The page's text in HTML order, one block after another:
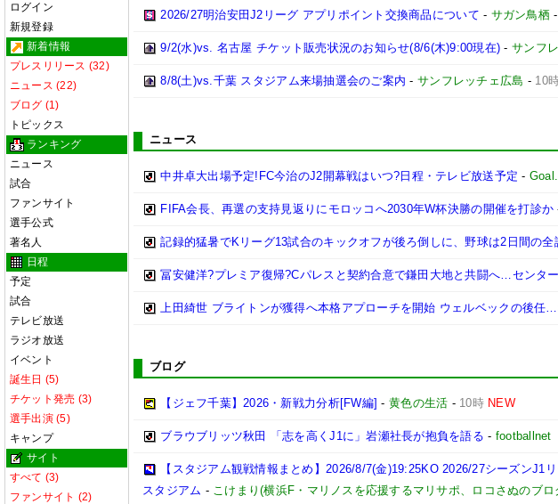
ログイン
新規登録
新着情報
プレスリリース (32)
ニュース (22)
ブログ (1)
トピックス
ランキング
ニュース
試合
ファンサイト
選手公式
著名人
日程
予定
試合
テレビ放送
ラジオ放送
イベント
誕生日 (5)
チケット発売 (3)
選手出演 (5)
キャンプ
サイト
すべて (3)
ファンサイト (2)
2026/27明治安田J2リーグ アプリポイント交換商品について - サガン鳥栖-
9/2(水)vs. 名古屋 チケット販売状況のお知らせ(8/6(木)9:00現在) -サンフ
8/8(土)vs.千葉 スタジアム来場抽選会のご案内 -サンフレッチェ広島 - 10
ニュース
中井卓大出場予定!FC今治のJ2開幕戦はいつ?日程・テレビ放送予定 -
FIFA会長、再選の支持見返りにモロッコへ2030年W杯決勝の開催を打診か
記録的猛暑でKリーグ13試合のキックオフが後ろ倒しに、野球は2日間の全
冨安健洋?プレミア復帰?Cパレスと契約合意で鎌田大地と共闘へ…センタ
上田綺世 ブライトンが獲得へ本格アプローチを開始 ウェルベックの後任
ブログ
【ジェフ千葉】2026・新戦力分析[FW編] - 黄色の生活 - 10時 NEW
ブラウブリッツ秋田 「志を高くJ1に」岩瀬社長が抱負を語る - footballnet
【スタジアム観戦情報まとめ】2026/8/7(金)19:25KO 2026/27シーズン
スタジアム - こけまり(横浜F・マリノスを応援するマリサポ、ロコさぬのブロ